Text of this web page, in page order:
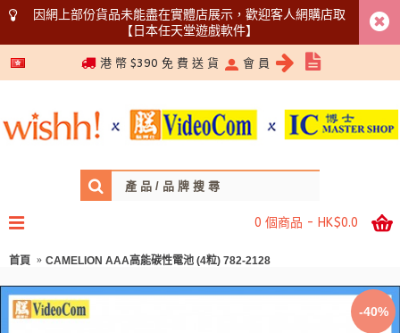
因網上部份貨品未能盡在實體店展示，歡迎客人網購店取
【日本任天堂遊戲軟件】
5366 1340
港 幣 $390 免 費 送 貨 會 員
0 個商品 - HK$0.0
首頁 CAMELION AAA高能碳性電池 (4粒) 782-2128
-40%